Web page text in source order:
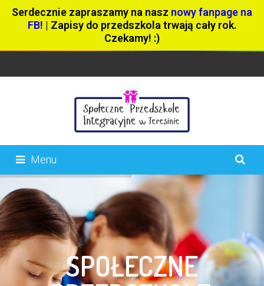
Serdecznie zapraszamy na nasz nowy fanpage na
FB! | Zapisy do przedszkola trwają cały rok.
Czekamy! :)
Menu